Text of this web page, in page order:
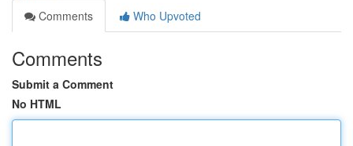
Comments
Who Upvoted
Comments
Submit a Comment
No HTML